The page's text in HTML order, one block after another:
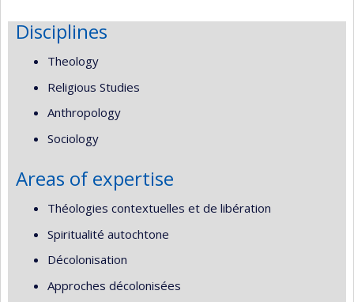
Disciplines
Theology
Religious Studies
Anthropology
Sociology
Areas of expertise
Théologies contextuelles et de libération
Spiritualité autochtone
Décolonisation
Approches décolonisées